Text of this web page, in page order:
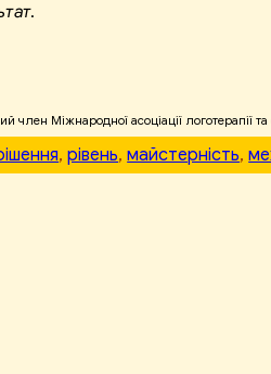
член Міжнародної асоціації логотерапії
, рівень, майстерність,